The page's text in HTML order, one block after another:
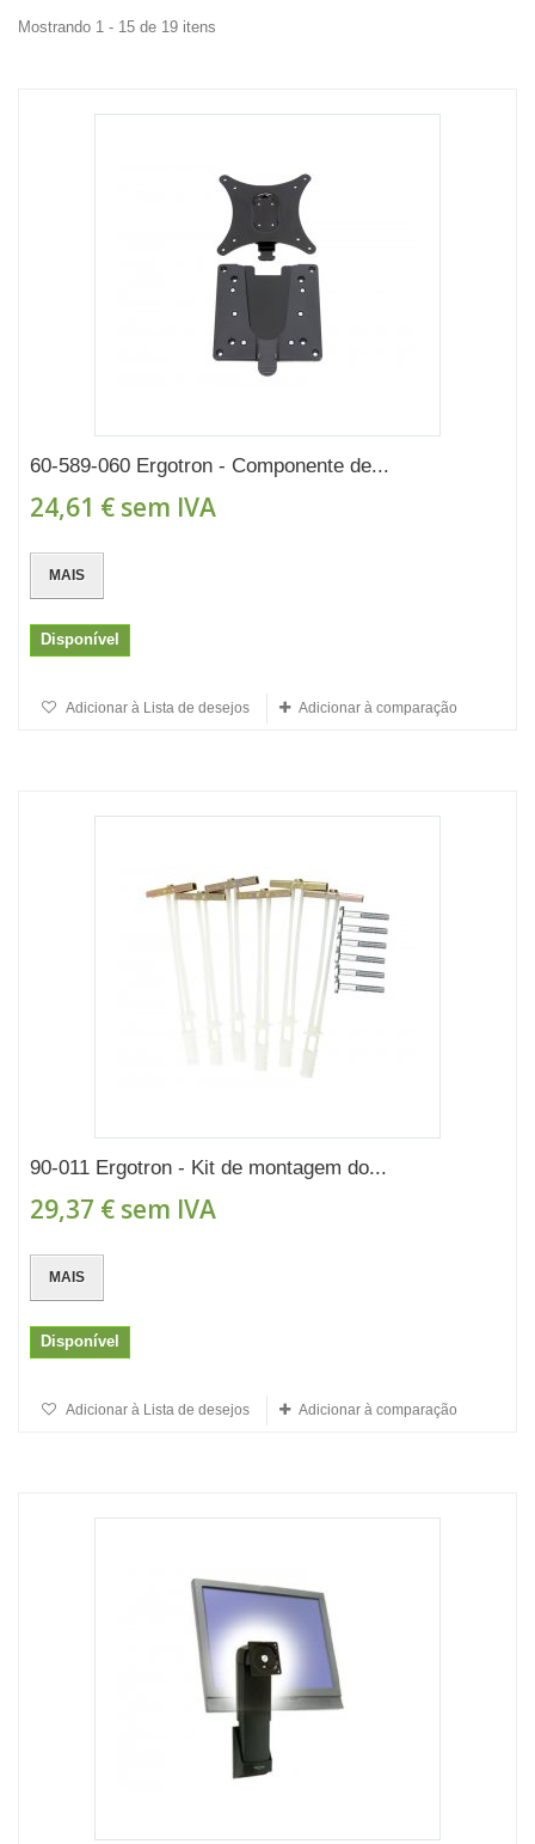
Mostrando 1 - 15 de 19 itens
60-589-060 Ergotron - Componente de...
24,61 € sem IVA
MAIS
Disponível
Adicionar à Lista de desejos Adicionar à comparação
90-011 Ergotron - Kit de montagem do...
29,37 € sem IVA
MAIS
Disponível
Adicionar à Lista de desejos Adicionar à comparação